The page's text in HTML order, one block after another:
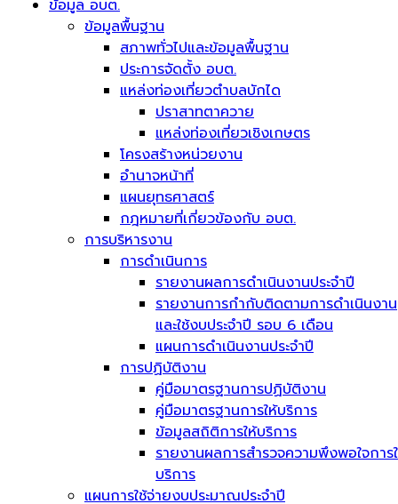
ข้อมูล อบต.
ข้อมูลพื้นฐาน
สภาพทั่วไปและข้อมูลพื้นฐาน
ประการจัดตั้ง อบต.
แหล่งท่องเที่ยวตำบลบักได
ปราสาทตาควาย
แหล่งท่องเที่ยวเชิงเกษตร
โครงสร้างหน่วยงาน
อำนาจหน้าที่
แผนยุทธศาสตร์
กฎหมายที่เกี่ยวข้องกับ อบต.
การบริหารงาน
การดำเนินการ
รายงานผลการดำเนินงานประจำปี
รายงานการกำกับติดตามการดำเนินงาน
และใช้งบประจำปี รอบ 6 เดือน
แผนการดำเนินงานประจำปี
การปฏิบัติงาน
คู่มือมาตรฐานการปฏิบัติงาน
คู่มือมาตรฐานการให้บริการ
ข้อมูลสถิติการให้บริการ
รายงานผลการสำรวจความพึงพอใจการ
บริการ
แผนการใช้จ่ายงบประมาณประจำปี